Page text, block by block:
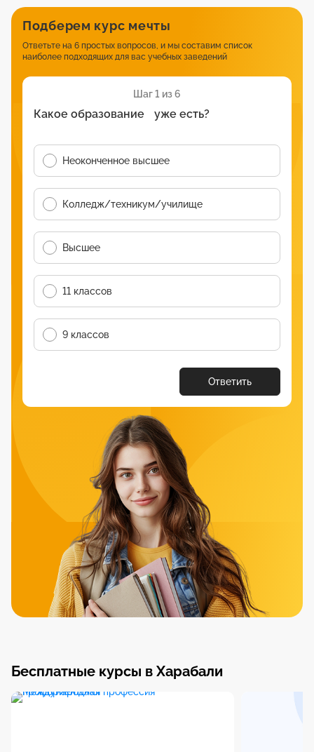
Подберем курс мечты
Ответьте на 6 простых вопросов, и мы составим список
наиболее подходящих для вас учебных заведений
Шаг 1 из 6
Какое образование уже есть?
Неоконченное высшее
Колледж/техникум/училище
Высшее
11 классов
9 классов
Ответить
Бесплатные курсы в Харабали